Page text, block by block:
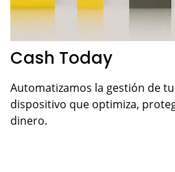
Cash Today
Automatizamos la gestión de
dispositivo que optimiza,
dinero.